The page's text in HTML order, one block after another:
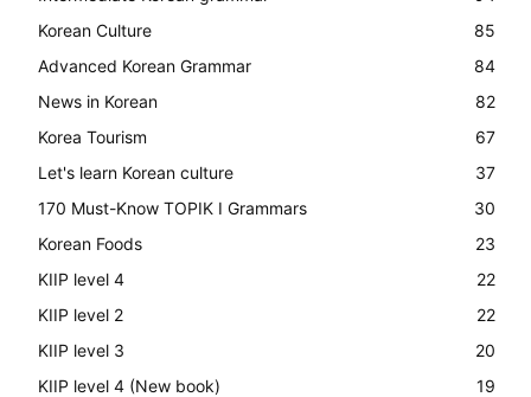
Korean Culture
85
Advanced Korean Grammar
84
News in Korean
82
Korea Tourism
67
Let's learn Korean culture
37
170 Must-Know TOPIK I Grammars
30
Korean Foods
23
KIIP level 4
22
KIIP level 2
22
KIIP level 3
20
KIIP level 4 (New book)
19